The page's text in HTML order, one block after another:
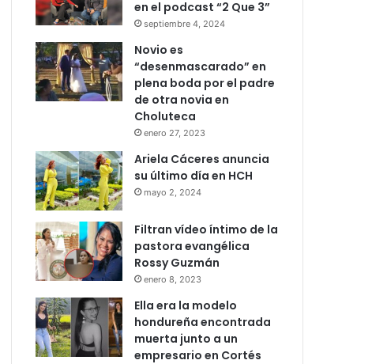
en el podcast “2 Que 3”
septiembre 4, 2024
Novio es
“desenmascarado” en
plena boda por el padre
de otra novia en
Choluteca
enero 27, 2023
Ariela Cáceres anuncia
su último día en HCH
mayo 2, 2024
Filtran vídeo íntimo de la
pastora evangélica
Rossy Guzmán
enero 8, 2023
Ella era la modelo
hondureña encontrada
muerta junto a un
empresario en Cortés